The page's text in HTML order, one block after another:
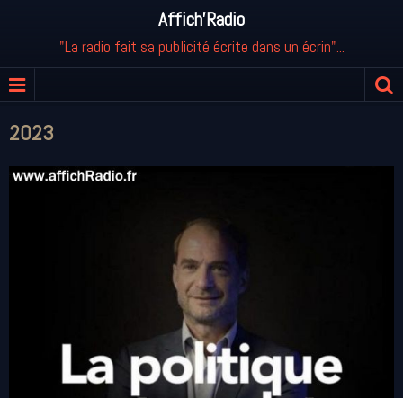
Affich'Radio
"La radio fait sa publicité écrite dans un écrin"...
2023